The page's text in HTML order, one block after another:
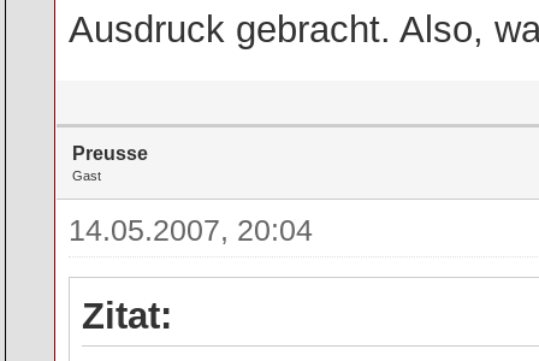
Ausdruck gebracht. Also,
Preusse
Gast
14.05.2007, 20:04
Zitat: